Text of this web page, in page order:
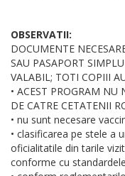
OBSERVATII:
DOCUMENTE
SAU PASAPORT
VALABIL; TOTI COPIII
• ACEST PROGRAM NU
DE CATRE CETATENII
• nu sunt necesare
• clasificarea pe stele a
oficialitatile din tarile
conforme cu